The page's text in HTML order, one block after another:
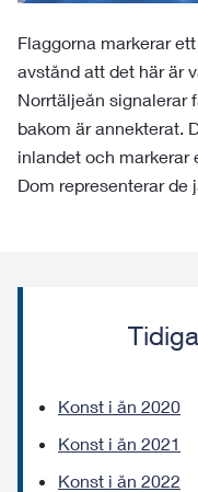
Flaggorna markerar
avstånd att det här är
Norrtäljeån signalerar
bakom är annekterat.
inlandet och markerar
Dom representerar de
Konst i ån 2020
Konst i ån 2021
Konst i ån 2022